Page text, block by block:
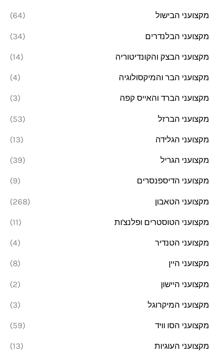
מקצועני הבישול (64)
מקצועני הבלנדרים (34)
מקצועני הבצק והקונדיטוריה (14)
מקצועני הבר והמיקסולוגיה (4)
מקצועני הברד והאייס קפה (3)
מקצועני הברזל (53)
מקצועני הגלידה (13)
מקצועני הגריל (39)
מקצועני הדיספנסרים (9)
מקצועני הטאבון (268)
מקצועני הטוסטרים ופלנצ'ות (11)
מקצועני הטנדיר (4)
מקצועני היין (8)
מקצועני היישון (2)
מקצועני המיקרוגל (3)
מקצועני הסו וויד (59)
מקצועני העוגיות (13)